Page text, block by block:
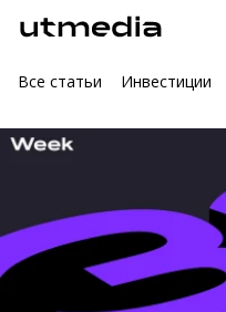
Все статьи Инвестиции